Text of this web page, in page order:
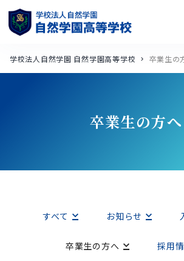
学校法人自然学園 自然学園高等学校 卒業生の
卒業生の方へ
すべて お知らせ
卒業生の方へ 採用